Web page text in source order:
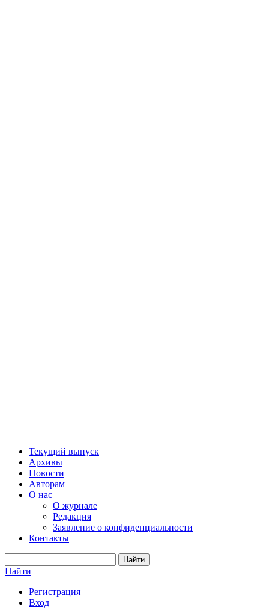
Текущий выпуск
Архивы
Новости
Авторам
О нас
О журнале
Редакция
Заявление о конфиденциальности
Контакты
Найти
Найти
Регистрация
Вход